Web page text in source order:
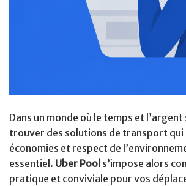
Dans un monde où le temps et
trouver des solutions de transport qui
économies et respect de
essentiel. Uber Pool s’impose alors
pratique et conviviale pour vos